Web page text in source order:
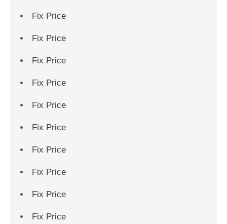
Fix Price
Fix Price
Fix Price
Fix Price
Fix Price
Fix Price
Fix Price
Fix Price
Fix Price
Fix Price